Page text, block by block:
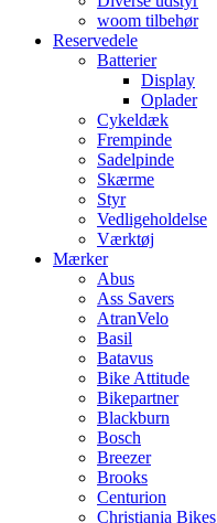
woom tilbehør
Reservedele
Batterier
Display
Oplader
Cykeldæk
Frempinde
Sadelpinde
Skærme
Styr
Vedligeholdelse
Værktøj
Mærker
Abus
Ass Savers
AtranVelo
Basil
Batavus
Bike Attitude
Bikepartner
Blackburn
Bosch
Breezer
Brooks
Centurion
Christiania Bikes